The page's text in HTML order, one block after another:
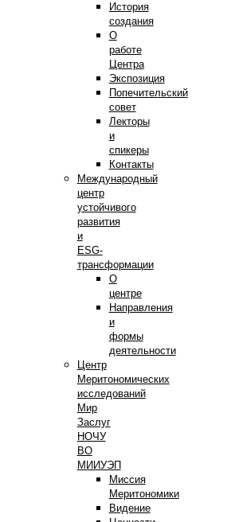
История
создания
О
работе
Центра
Экспозиция
Попечительский
совет
Лекторы
и
спикеры
Контакты
Международный
центр
устойчивого
развития
и
ESG-
трансформации
О
центре
Направления
и
формы
деятельности
Центр
Меритономических
исследований
Мир
Заслуг
НОЧУ
ВО
МИИУЭП
Миссия
Меритономики
Видение